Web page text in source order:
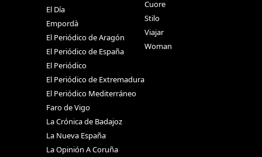
El Día
Empordà
El Periódico de Aragón
El Periódico de España
El Periódico
El Periódico de Extremadura
El Periódico Mediterráneo
Faro de Vigo
La Crónica de Badajoz
La Nueva España
La Opinión A Coruña
Cuore
Stilo
Viajar
Woman